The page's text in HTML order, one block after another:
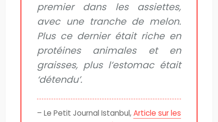
premier dans les assiettes,
avec une tranche de melon.
Plus ce dernier était riche en
protéines animales et en
graisses, plus l’estomac était
‘détendu’.
– Le Petit Journal Istanbul,Article sur les